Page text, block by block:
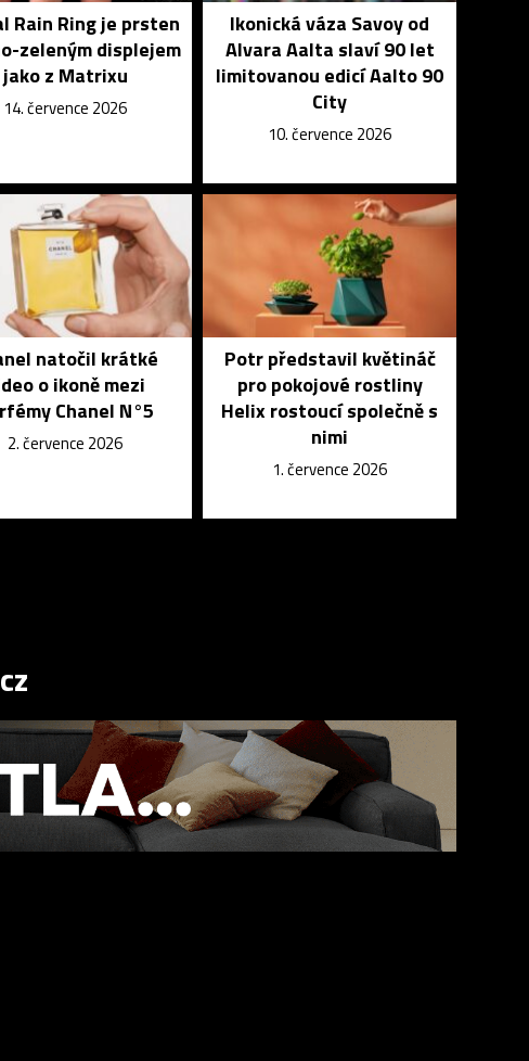
Rain Ring je prsten
zeleným displejem
jako z Matrixu
14. července 2026
Ikonická váza Savoy od
Alvara Aalta slaví 90 let
limitovanou edicí Aalto 90
City
10. července 2026
natočil krátké
o ikoně mezi
Chanel N°5
2. července 2026
Potr představil květináč
pro pokojové rostliny
Helix rostoucí společně s
nimi
1. července 2026